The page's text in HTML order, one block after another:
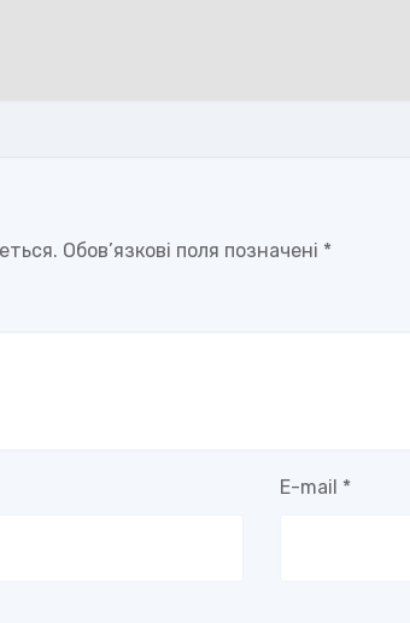
Обов’язкові поля позначені *
E-mail *